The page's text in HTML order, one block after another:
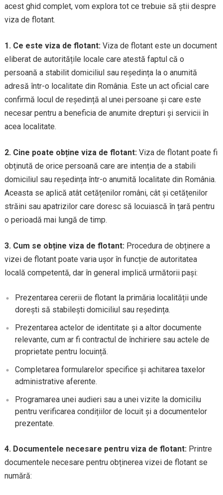
acest ghid complet, vom explora tot ce trebuie să știi despre
viza de flotant.
1. Ce este viza de flotant: Viza de flotant este un document
eliberat de autoritățile locale care atestă faptul că o
persoană a stabilit domiciliul sau reședința la o anumită
adresă într-o localitate din România. Este un act oficial care
confirmă locul de reședință al unei persoane și care este
necesar pentru a beneficia de anumite drepturi și servicii în
acea localitate.
2. Cine poate obține viza de flotant: Viza de flotant poate fi
obținută de orice persoană care are intenția de a stabili
domiciliul sau reședința într-o anumită localitate din România.
Aceasta se aplică atât cetățenilor români, cât și cetățenilor
străini sau apatrizilor care doresc să locuiască în țară pentru
o perioadă mai lungă de timp.
3. Cum se obține viza de flotant: Procedura de obținere a
vizei de flotant poate varia ușor în funcție de autoritatea
locală competentă, dar în general implică următorii pași:
Prezentarea cererii de flotant la primăria localității unde
dorești să stabilești domiciliul sau reședința.
Prezentarea actelor de identitate și a altor documente
relevante, cum ar fi contractul de închiriere sau actele de
proprietate pentru locuință.
Completarea formularelor specifice și achitarea taxelor
administrative aferente.
Programarea unei audieri sau a unei vizite la domiciliu
pentru verificarea condițiilor de locuit și a documentelor
prezentate.
4. Documentele necesare pentru viza de flotant: Printre
documentele necesare pentru obținerea vizei de flotant se
numără: